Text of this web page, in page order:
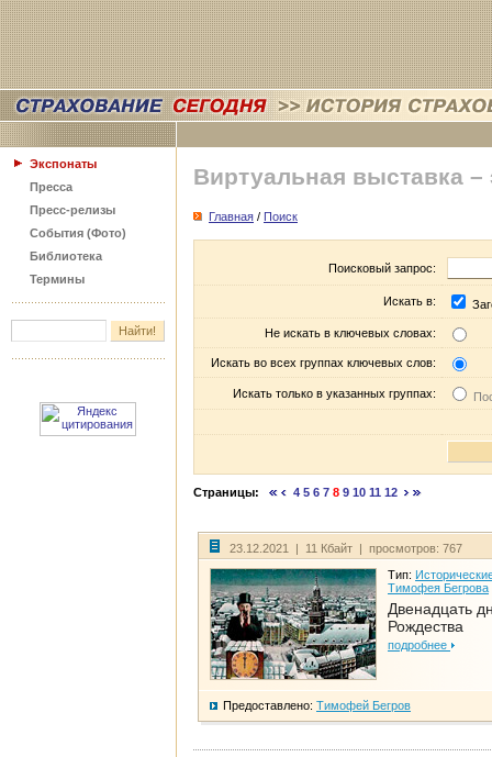
Экспонаты
Пресса
Пресс-релизы
События (Фото)
Библиотека
Термины
Виртуальная выставка –
Главная / Поиск
Поисковый запрос:
Искать в:
Не искать в ключевых словах:
Искать во всех группах ключевых слов:
Искать только в указанных группах:
Страницы: 4 5 6 7 8 9 10 11 12
23.12.2021 | 11 Кбайт | просмотров: 767
Тип:
Тимофея Бегрова
Двенадцать
Рождества
подробнее
Предоставлено: Тимофей Бегров